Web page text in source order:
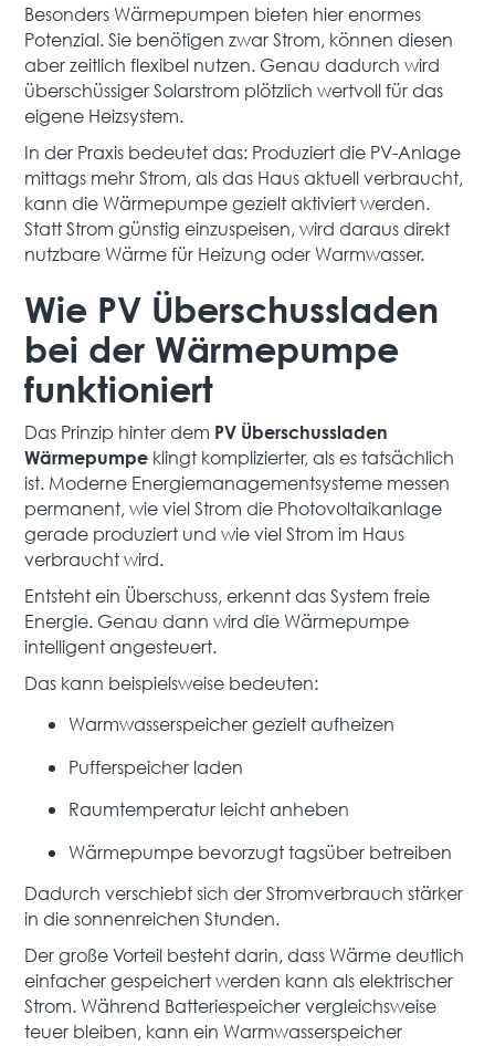
Besonders Wärmepumpen bieten hier enormes
Potenzial. Sie benötigen zwar Strom, können diesen
aber zeitlich flexibel nutzen. Genau dadurch wird
überschüssiger Solarstrom plötzlich wertvoll für das
eigene Heizsystem.
In der Praxis bedeutet das: Produziert die PV-Anlage
mittags mehr Strom, als das Haus aktuell verbraucht,
kann die Wärmepumpe gezielt aktiviert werden.
Statt Strom günstig einzuspeisen, wird daraus direkt
nutzbare Wärme für Heizung oder Warmwasser.
Wie PV Überschussladen
bei der Wärmepumpe
funktioniert
Das Prinzip hinter dem PV Überschussladen
Wärmepumpe klingt komplizierter, als es tatsächlich
ist. Moderne Energiemanagementsysteme messen
permanent, wie viel Strom die Photovoltaikanlage
gerade produziert und wie viel Strom im Haus
verbraucht wird.
Entsteht ein Überschuss, erkennt das System freie
Energie. Genau dann wird die Wärmepumpe
intelligent angesteuert.
Das kann beispielsweise bedeuten:
Warmwasserspeicher gezielt aufheizen
Pufferspeicher laden
Raumtemperatur leicht anheben
Wärmepumpe bevorzugt tagsüber betreiben
Dadurch verschiebt sich der Stromverbrauch stärker
in die sonnenreichen Stunden.
Der große Vorteil besteht darin, dass Wärme deutlich
einfacher gespeichert werden kann als elektrischer
Strom. Während Batteriespeicher vergleichsweise
teuer bleiben, kann ein Warmwasserspeicher